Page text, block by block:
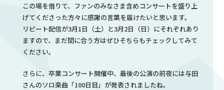
この場を借りて、ファンのみなさま含めコンサートを盛り上
げてくださった方々に感謝の言葉を届けたいと思います。
リピート配信が3月1日（土）と3月2日（日）にそれぞれあり
ますので、まだ間に合う方はぜひそちらもチェックしてみて
ください。
さらに、卒業コンサート開催中、最後の公演の前夜には与田
さんのソロ楽曲「100日目」が発表されましたね。